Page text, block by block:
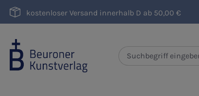
Hauptinhalt springen
Zur Suche springen
Zur Hauptnavigation springen
kostenloser Versand innerhalb D ab 50,00 €